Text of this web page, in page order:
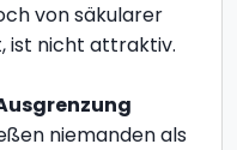
von säkularer
ist nicht attraktiv.
niemanden als